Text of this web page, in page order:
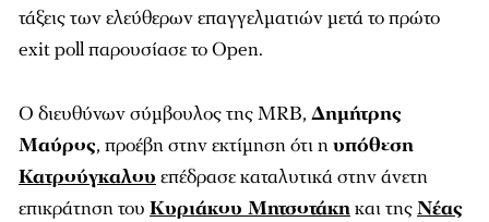
τάξεις των ελεύθερων επαγγελματιών μετά το πρώτο
exit poll παρουσίασε το Open.
O διευθύνων σύμβουλος της MRB, Δημήτρης
Μαύρος, προέβη στην εκτίμηση ότι ηυπόθεση
Κατρούγκαλου επέδρασε καταλυτικά στην άνετη
επικράτηση του Κυριάκου Μητσοτάκηκαι τηςNέας